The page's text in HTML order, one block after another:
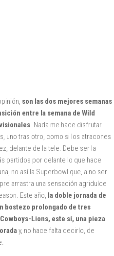
son las dos mejores semanas
entre la semana de Wild
. Nada me hace disfrutar
uno tras otro, como si los atracones
delante de la tele. Debe ser la
partidos por delante lo que hace
no así la Superbowl que, a no ser
arrastra una sensación agridulce
Este año, la doble jornada de
bostezo prolongado de tres
Lions, este sí, una pieza
y, no hace falta decirlo, de